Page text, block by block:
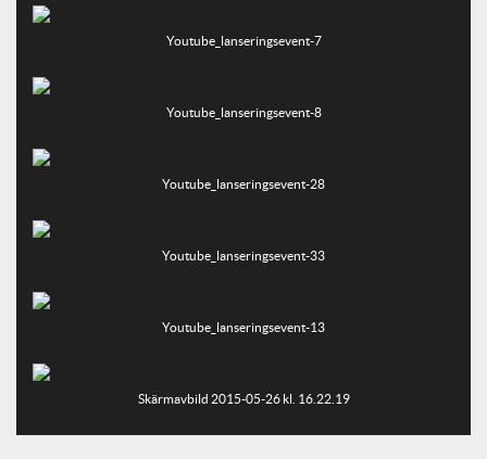
Youtube_lanseringsevent-7
Youtube_lanseringsevent-8
Youtube_lanseringsevent-28
Youtube_lanseringsevent-33
Youtube_lanseringsevent-13
Skärmavbild 2015-05-26 kl. 16.22.19